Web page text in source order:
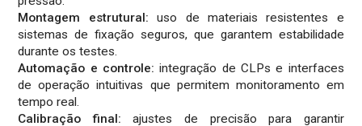
Montagem estrutural: uso de materiais resistentes e
sistemas de fixação seguros, que garantem estabilidade
durante os testes.
Automação e controle: integração de CLPs e interfaces
de operação intuitivas que permitem monitoramento em
tempo real.
Calibração final: ajustes de precisão para garantir